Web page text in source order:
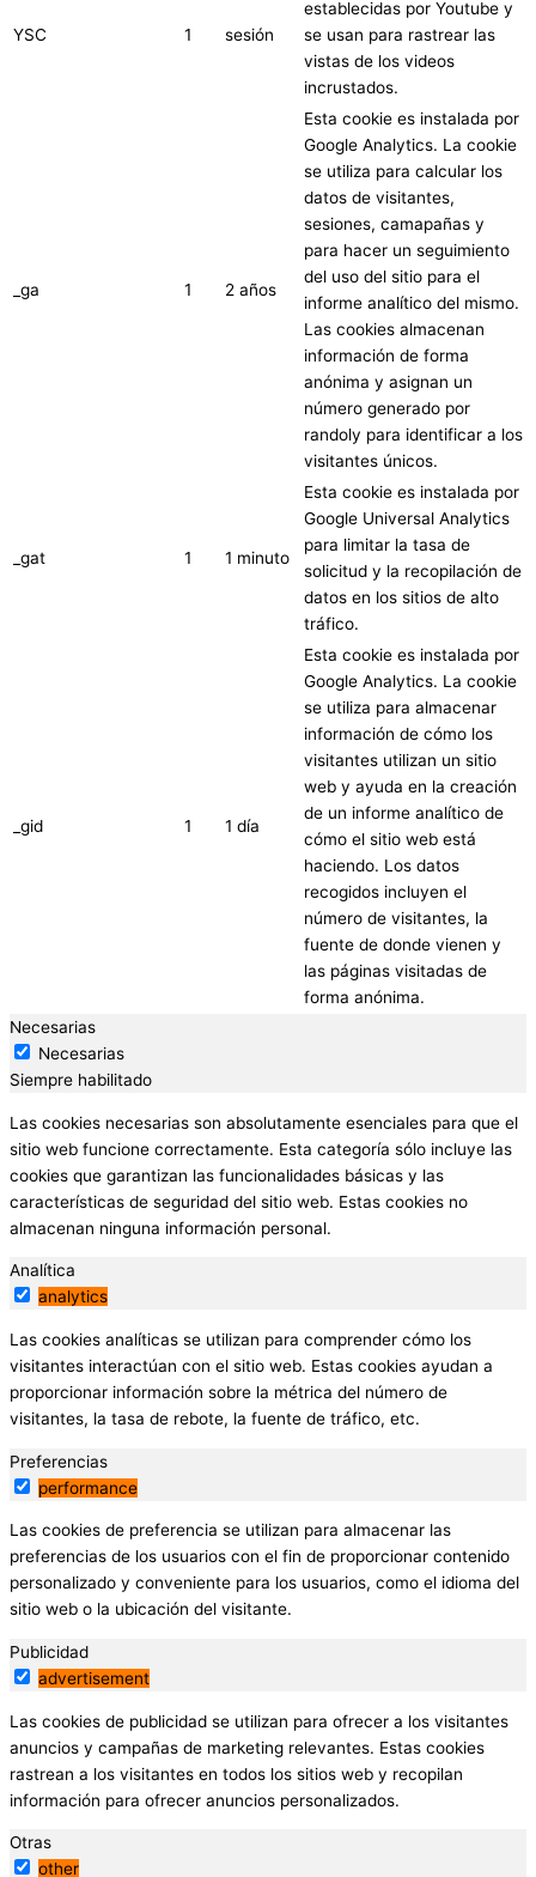
YSC 1 sesión
establecidas por Youtube y
se usan para rastrear las
vistas de los videos
incrustados.
_ga 1 2 años
Esta cookie es instalada por
Google Analytics. La cookie
se utiliza para calcular los
datos de visitantes,
sesiones, camapañas y
para hacer un seguimiento
del uso del sitio para el
informe analítico del mismo.
Las cookies almacenan
información de forma
anónima y asignan un
número generado por
randoly para identificar a los
visitantes únicos.
_gat 1 1 minuto
Esta cookie es instalada por
Google Universal Analytics
para limitar la tasa de
solicitud y la recopilación de
datos en los sitios de alto
tráfico.
_gid 1 1 día
Esta cookie es instalada por
Google Analytics. La cookie
se utiliza para almacenar
información de cómo los
visitantes utilizan un sitio
web y ayuda en la creación
de un informe analítico de
cómo el sitio web está
haciendo. Los datos
recogidos incluyen el
número de visitantes, la
fuente de donde vienen y
las páginas visitadas de
forma anónima.
Necesarias
Necesarias
Siempre habilitado
Las cookies necesarias son absolutamente esenciales para que el
sitio web funcione correctamente. Esta categoría sólo incluye las
cookies que garantizan las funcionalidades básicas y las
características de seguridad del sitio web. Estas cookies no
almacenan ninguna información personal.
Analítica
analytics
Las cookies analíticas se utilizan para comprender cómo los
visitantes interactúan con el sitio web. Estas cookies ayudan a
proporcionar información sobre la métrica del número de
visitantes, la tasa de rebote, la fuente de tráfico, etc.
Preferencias
performance
Las cookies de preferencia se utilizan para almacenar las
preferencias de los usuarios con el fin de proporcionar contenido
personalizado y conveniente para los usuarios, como el idioma del
sitio web o la ubicación del visitante.
Publicidad
advertisement
Las cookies de publicidad se utilizan para ofrecer a los visitantes
anuncios y campañas de marketing relevantes. Estas cookies
rastrean a los visitantes en todos los sitios web y recopilan
información para ofrecer anuncios personalizados.
Otras
other